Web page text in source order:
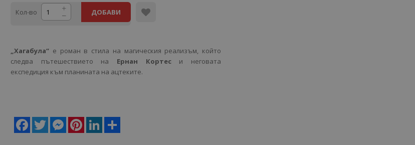
Кол-во ДОБАВИ
„Хагабула“ е роман в стила на магическия реализъм, който
следва пътешествието на Ернан Кортеси неговата
експедиция към планината на ацтеките.
Facebook
Twitter MessengerPinterestLinkedIn